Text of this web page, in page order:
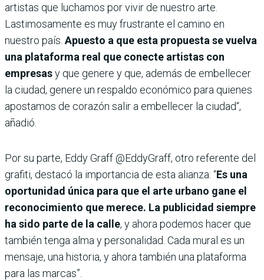
artistas que luchamos por vivir de nuestro arte.
Lastimosamente es muy frustrante el camino en
nuestro país. Apuesto a que esta propuesta se vuelva
una plataforma real que conecte artistas con
empresasy que genere y que, además de embellecer
la ciudad, genere un respaldo económico para quienes
apostamos de corazón salir a embellecer la ciudad“,
añadió.
Por su parte, Eddy Graff @EddyGraff, otro referente del
grafiti, destacó la importancia de esta alianza: “Es una
oportunidad única para que el arte urbano gane el
reconocimiento que merece. La publicidad siempre
ha sido parte de la calle, y ahora podemos hacer que
también tenga alma y personalidad. Cada mural es un
mensaje, una historia, y ahora también una plataforma
para las marcas”.